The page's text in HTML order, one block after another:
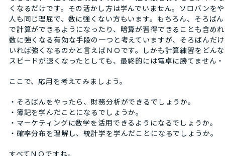
くなるだけです。その活かし方は学んでいません。ソロバンを
人も同じ理屈で、数に強くない方もいます。もちろん、そろば
で計算ができるようになったり、暗算が習得できることも含め
数に強くなる有効な手段の一つと考えていますが、そろばんだ
いれば強くなるのかと言えばＮＯです。しかも計算練習をどん
スピードが速くなったとしても、最終的には電卓に勝てません
ここで、応用を考えてみましょう。
・そろばんをやったら、財務分析ができるでしょうか。
・簿記を学んだことになるでしょうか。
・マーケティングに数学を活用できるようになるでしょうか。
・確率分布を理解し、統計学を学んだことになるでしょうか。
すべてＮＯですね。